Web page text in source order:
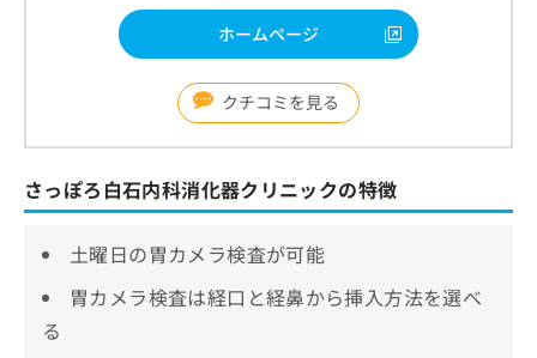
ホームページ
クチコミを見る
さっぽろ白石内科消化器クリニックの特徴
土曜日の胃カメラ検査が可能
胃カメラ検査は経口と経鼻から挿入方法を選べ
る